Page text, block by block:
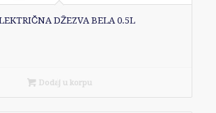
DŽEZVA BELA 0.5L
Dodaj u korpu